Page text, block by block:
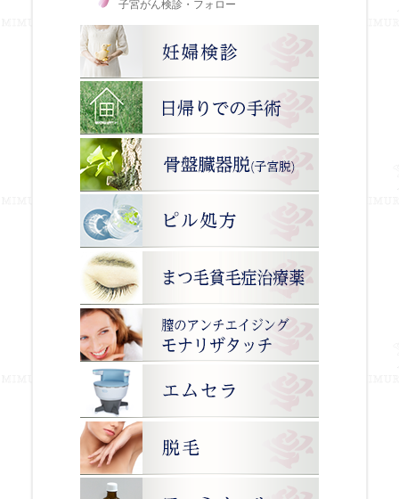
子宮がん検診・フォロー